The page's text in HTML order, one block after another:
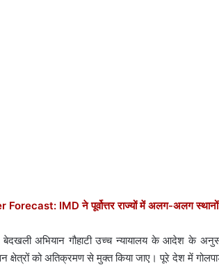
IMD ने पूर्वोत्तर राज्यों में अलग-अलग स्थानों पर
अभियान गौहाटी उच्च न्यायालय के आदेश के
क्षेत्रों को अतिक्रमण से मुक्त किया जाए। पूरे देश में